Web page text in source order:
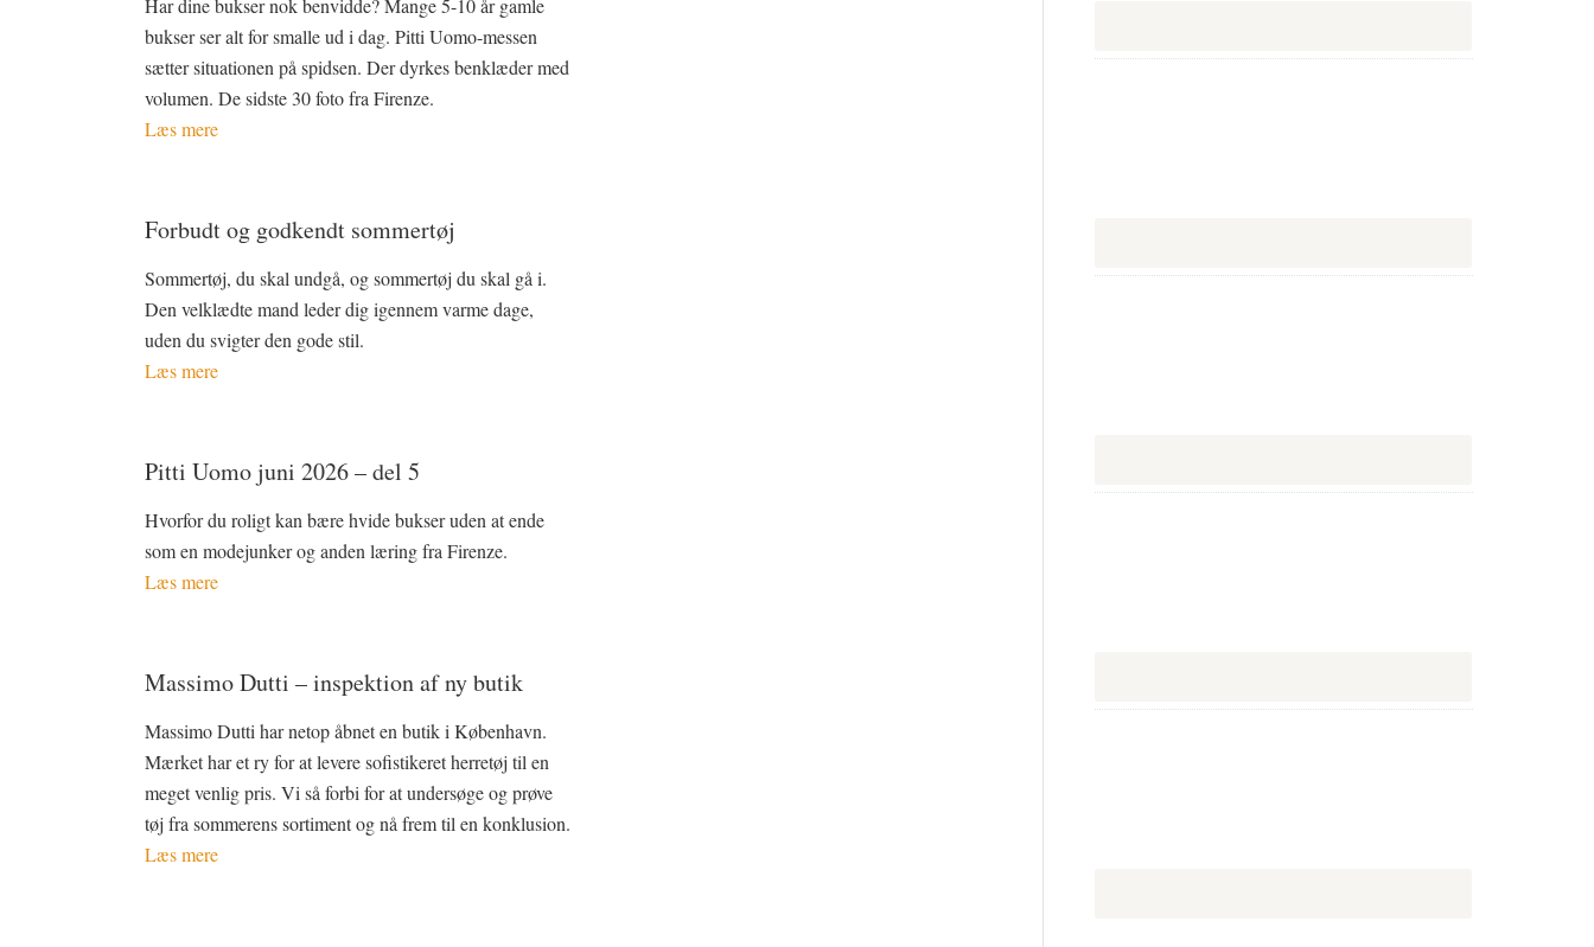
Har dine bukser nok benvidde? Mange 5-10 år gamle
bukser ser alt for smalle ud i dag. Pitti Uomo-messen
sætter situationen på spidsen. Der dyrkes benklæder med
volumen. De sidste 30 foto fra Firenze.
Læs mere
Forbudt og godkendt sommertøj
Sommertøj, du skal undgå, og sommertøj du skal gå i.
Den velklædte mand leder dig igennem varme dage,
uden du svigter den gode stil.
Læs mere
Pitti Uomo juni 2026 – del 5
Hvorfor du roligt kan bære hvide bukser uden at ende
som en modejunker og anden læring fra Firenze.
Læs mere
Massimo Dutti – inspektion af ny butik
Massimo Dutti har netop åbnet en butik i København.
Mærket har et ry for at levere sofistikeret herretøj til en
meget venlig pris. Vi så forbi for at undersøge og prøve
tøj fra sommerens sortiment og nå frem til en konklusion.
Læs mere